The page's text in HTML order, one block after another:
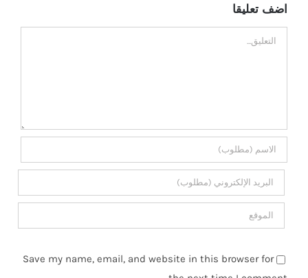
اضف تعليقا
تعليق
Save my name, email, and website in this browser for